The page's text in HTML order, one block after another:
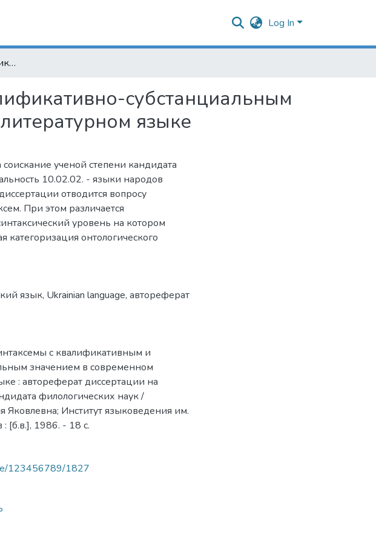
Log In
Синтаксемы с квалификативным и квалификативно-субстанциальным значением в современном украинском литературном языке
субстанциальным
языке
ученой степени кандидата
10.02.02. - языки народов
отводится вопросу
При этом различается
уровень на котором
категоризация онтологического
язык, Ukrainian language, автореферат
с квалификативным и
значением в современном
: автореферат диссертации на
филологических наук /
Институт языковедения им.
1986. - 18 с.
123456789/1827